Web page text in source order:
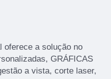
oferece a solução no
GRÁFICAS
a vista, corte laser,